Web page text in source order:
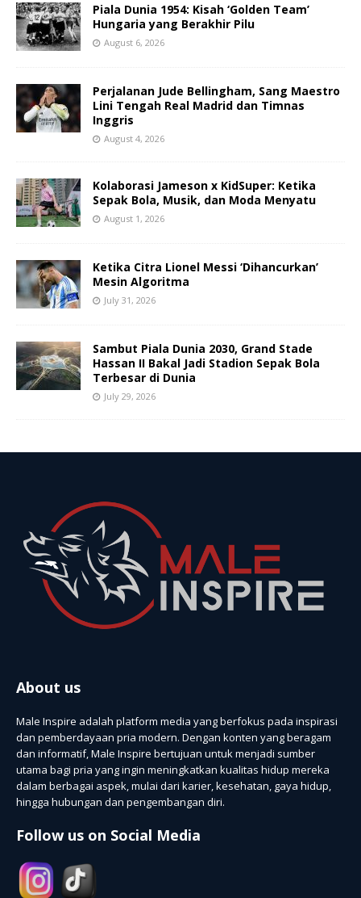
Piala Dunia 1954: Kisah ‘Golden Team’
Hungaria yang Berakhir Pilu
August 6, 2026
Perjalanan Jude Bellingham, Sang Maestro
Lini Tengah Real Madrid dan Timnas
Inggris
August 4, 2026
Kolaborasi Jameson x KidSuper: Ketika
Sepak Bola, Musik, dan Moda Menyatu
August 1, 2026
Ketika Citra Lionel Messi ‘Dihancurkan’
Mesin Algoritma
July 31, 2026
Sambut Piala Dunia 2030, Grand Stade
Hassan II Bakal Jadi Stadion Sepak Bola
Terbesar di Dunia
July 29, 2026
About us
Male Inspire adalah platform media yang berfokus pada inspirasi
dan pemberdayaan pria modern. Dengan konten yang beragam
dan informatif, Male Inspire bertujuan untuk menjadi sumber
utama bagi pria yang ingin meningkatkan kualitas hidup mereka
dalam berbagai aspek, mulai dari karier, kesehatan, gaya hidup,
hingga hubungan dan pengembangan diri.
Follow us on Social Media